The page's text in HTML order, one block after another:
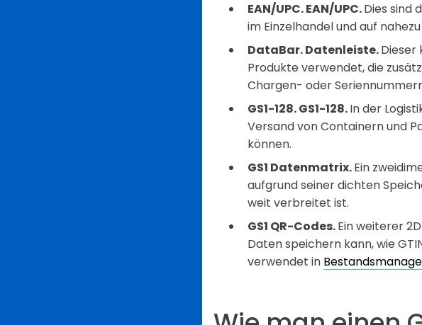
EAN/UPC. EAN/UPC.Dies sind
im Einzelhandel und auf
DataBar. Datenleiste.Dieser
Produkte verwendet, die
Chargen- oder
GS1-128. GS1-128.In der
Versand von Containern und
können.
GS1 Datenmatrix.Ein
aufgrund seiner dichten
weit verbreitet ist.
GS1 QR-Codes.Ein weiterer
Daten speichern kann, wie
verwendet in